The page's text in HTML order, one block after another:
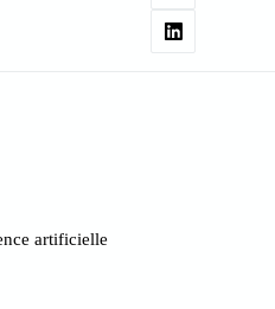
artificielle